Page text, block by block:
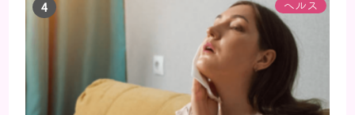
も違いますし、症状や種類によっても違います。まず
はどんな病気なのか、よりも、どんな種類のできも
のやしこりがあるのかを解説いきましょう。 水疱 ご
存知の方もいらっしゃるかと思いますが、すいほ
う、と読みます。これは表皮や表皮下にできるもので
す。表皮は0.2mmほ...
ヘルス